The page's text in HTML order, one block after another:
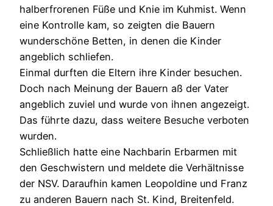
halberfrorenen Füße und Knie im Kuhmist. Wenn
eine Kontrolle kam, so zeigten die Bauern
wunderschöne Betten, in denen die Kinder
angeblich schliefen.
Einmal durften die Eltern ihre Kinder besuchen.
Doch nach Meinung der Bauern aß der Vater
angeblich zuviel und wurde von ihnen angezeigt.
Das führte dazu, dass weitere Besuche verboten
wurden.
Schließlich hatte eine Nachbarin Erbarmen mit
den Geschwistern und meldete die Verhältnisse
der NSV. Daraufhin kamen Leopoldine und Franz
zu anderen Bauern nach St. Kind, Breitenfeld.